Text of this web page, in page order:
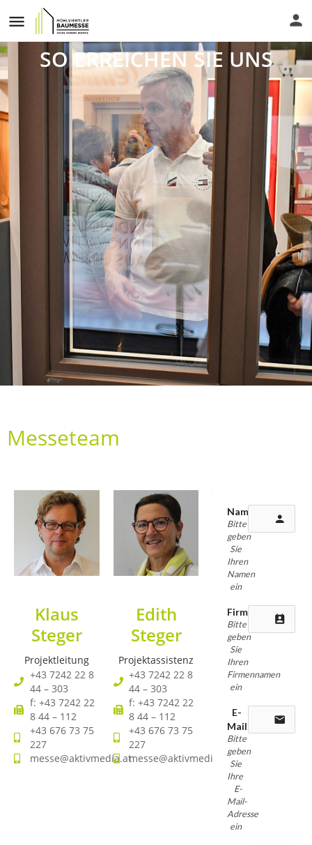
SO ERREICHEN SIE UNS
Messeteam
Klaus
Steger
Projektleitung
+43 7242 22 8
44 – 303
f: +43 7242 22
8 44 – 112
+43 676 73 75
227
messe@aktivmedia.at
Edith
Steger
Projektassistenz
+43 7242 22 8
44 – 303
f: +43 7242 22
8 44 – 112
+43 676 73 75
227
messe@aktivmedia.at
Name
Bitte
geben
Sie
Ihren
Namen
ein
person
Firma
Bitte
geben
Sie
Ihren
Firmennamen
ein
perm_contact_calendar
E-
Mail
Bitte
geben
Sie
Ihre
E-
Mail-
Adresse
ein
email